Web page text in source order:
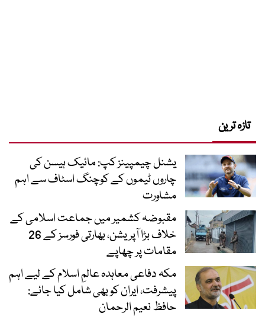
تازہ ترین
یشنل چیمپینز کپ: مائیک ہیسن کی
چاروں ٹیموں کے کوچنگ اسٹاف سے اہم
مشاورت
مقبوضہ کشمیر میں جماعت اسلامی کے
خلاف بڑا آپریشن، بھارتی فورسز کے 26
مقامات پر چھاپے
مکہ دفاعی معاہدہ عالمِ اسلام کے لیے اہم
پیشرفت، ایران کو بھی شامل کیا جائے:
حافظ نعیم الرحمان